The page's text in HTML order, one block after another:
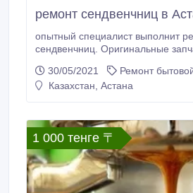
ремонт сендвенчниц в
опытный специалист выполнит
сендвенчниц. Оригинальные запчасти,
30/05/2021
Ремонт
Казахстан, Астана
1 000 тенге 〒